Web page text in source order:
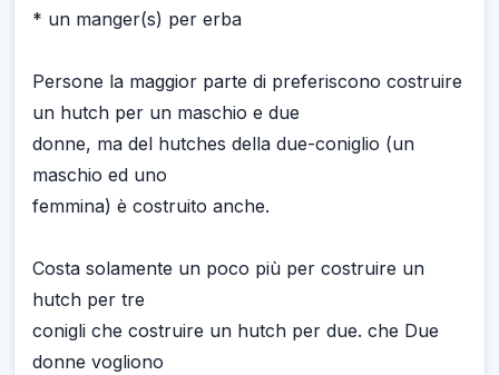
* un manger(s) per erba
Persone la maggior parte di preferiscono costruire
un hutch per un maschio e due
donne, ma del hutches della due-coniglio (un
maschio ed uno
femmina) è costruito anche.
Costa solamente un poco più per costruire un
hutch per tre
conigli che costruire un hutch per due. che Due
donne vogliono